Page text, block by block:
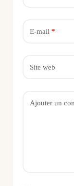
E-mail *
Site web
Ajouter un